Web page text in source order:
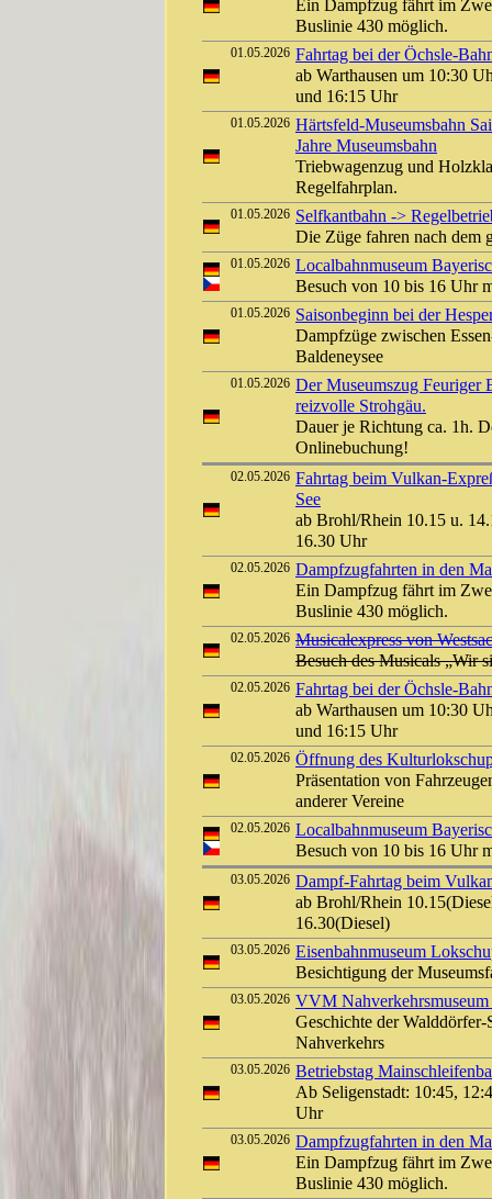
Ein Dampfzug fährt im
Buslinie 430 möglich.
01.05.2026 Fahrtag bei der Öchsle-
ab Warthausen um 10:30
und 16:15 Uhr
01.05.2026 Härtsfeld-Museumsbahn
Jahre Museumsbahn
Triebwagenzug und
Regelfahrplan.
01.05.2026 Selfkantbahn ->
Die Züge fahren nach dem
01.05.2026 Localbahnmuseum
Besuch von 10 bis 16 Uhr
01.05.2026 Saisonbeginn bei der
Dampfzüge zwischen
Baldeneysee
01.05.2026 Der Museumszug Feuriger
reizvolle Strohgäu.
Dauer je Richtung ca. 1h.
Onlinebuchung!
02.05.2026 Fahrtag beim Vulkan-
See
ab Brohl/Rhein 10.15 u.
16.30 Uhr
02.05.2026 Dampfzugfahrten in den
Ein Dampfzug fährt im
Buslinie 430 möglich.
02.05.2026 Musicalexpress von
Besuch des Musicals „Wir
02.05.2026 Fahrtag bei der Öchsle-
ab Warthausen um 10:30
und 16:15 Uhr
02.05.2026 Öffnung des
Präsentation von
anderer Vereine
02.05.2026 Localbahnmuseum
Besuch von 10 bis 16 Uhr
03.05.2026 Dampf-Fahrtag beim
ab Brohl/Rhein
16.30(Diesel)
03.05.2026 Eisenbahnmuseum
Besichtigung der
03.05.2026 VVM
Geschichte der
Nahverkehrs
03.05.2026 Betriebstag
Ab Seligenstadt: 10:45,
Uhr
03.05.2026 Dampfzugfahrten in den
Ein Dampfzug fährt im
Buslinie 430 möglich.